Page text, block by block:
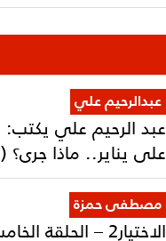
عبدالرحيم علي
على يناير.. ماذا جرى؟ (1 - 3)
مصطفى حمزة
الاختيار2 – الحلقة الخامسة